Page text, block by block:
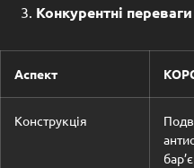
Конкурентні переваги
Аспект
Конструкція